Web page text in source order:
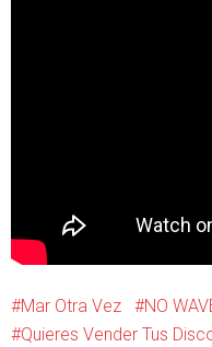
Mar Otra Vez NO
Quieres Vender Tus